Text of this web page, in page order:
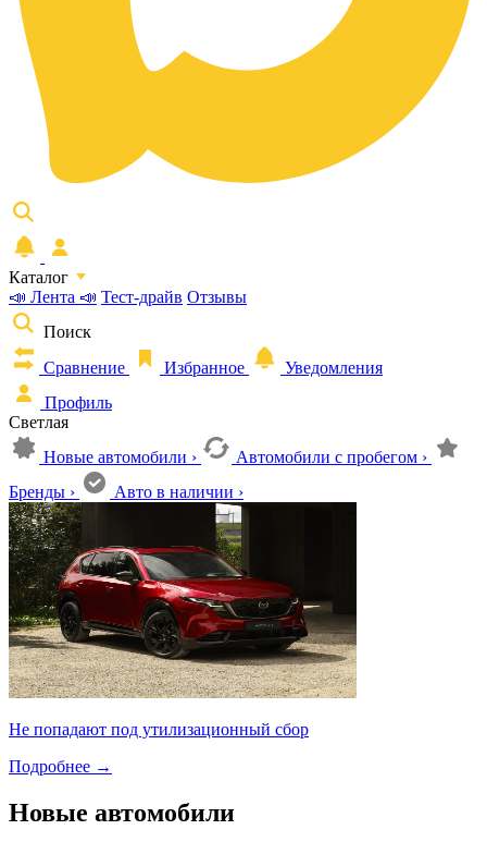
Каталог
📣 Лента 📣 Тест-драйв Отзывы
Поиск
Сравнение
Избранное
Уведомления
Профиль
Светлая
Новые автомобили › Автомобили с пробегом ›
Бренды › Авто в наличии ›
Не попадают под утилизационный сбор
Подробнее →
Новые автомобили